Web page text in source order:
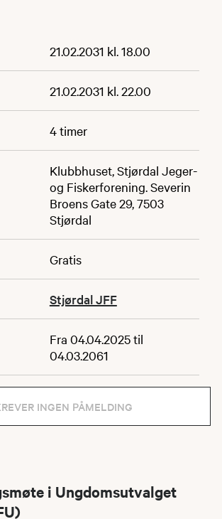
21.02.2031 kl. 18.00
21.02.2031 kl. 22.00
4 timer
Klubbhuset, Stjørdal Jeger-
og Fiskerforening. Severin
Broens Gate 29, 7503
Stjørdal
Gratis
Stjørdal JFF
Fra 04.04.2025 til
04.03.2061
INGEN PÅMELDING
i Ungdomsutvalget